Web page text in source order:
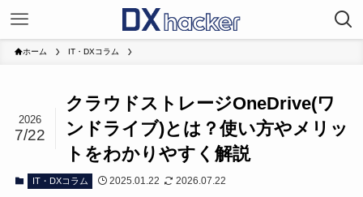
ホーム IT・DXコラム
クラウドストレージOneDrive(ワ
ンドライブ)とは？使い方やメリッ
トをわかりやすく解説
2026
7/22
IT・DXコラム 2025.01.22 2026.07.22